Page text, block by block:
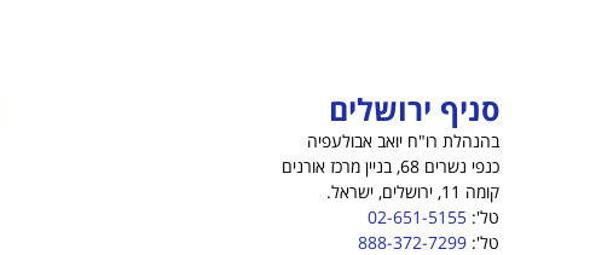
סניף ירושלים
בהנהלת רו"ח יואב אבולעפיה
כנפי נשרים 68, בניין מרכז אורנים
קומה 11, ירושלים, ישראל.
טל': 02-651-5155
טל': 888-372-7299